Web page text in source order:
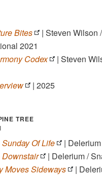
Bites
| Steven Wilson
2021
Codex
| Steven
| 2025
TREE
Of Life
|
| Delerium /
Moves Sideways
|